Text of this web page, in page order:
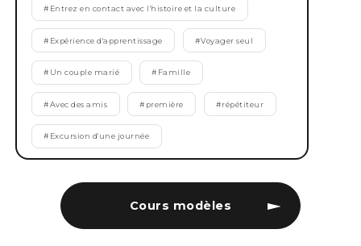
Cours modèles
# Entrez en contact avec l'histoire et la culture
# Expérience d'apprentissage #Voyager seul
# Un couple marié # Famille
#Avec des amis # première #répétiteur
# Excursion d'une journée